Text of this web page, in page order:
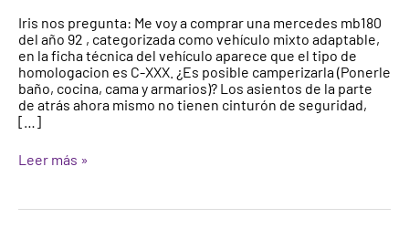
Iris nos pregunta: Me voy a comprar una mercedes mb180
del año 92 , categorizada como vehículo mixto adaptable,
en la ficha técnica del vehículo aparece que el tipo de
homologacion es C-XXX. ¿Es posible camperizarla (Ponerle
baño, cocina, cama y armarios)? Los asientos de la parte
de atrás ahora mismo no tienen cinturón de seguridad,
[…]
una
furgoneta
Leer más »